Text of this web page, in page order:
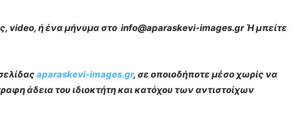
video, ή ένα μήνυμα στο info@aparaskevi-images.gr Ή μπείτε
aparaskevi-images.gr, σε οποιοδήποτε μέσο χωρίς να
άδεια του ιδιοκτήτη και κατόχου των αντιστοίχων